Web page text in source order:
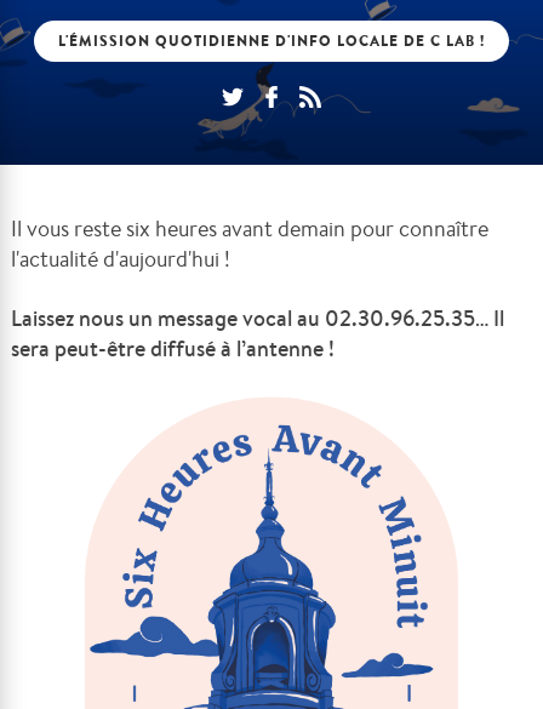
L'ÉMISSION QUOTIDIENNE D'INFO LOCALE DE C LAB !
Il vous reste six heures avant demain pour connaître
l'actualité d'aujourd'hui !
Laissez nous un message vocal au 02.30.96.25.35… Il
sera peut-être diffusé à l’antenne !